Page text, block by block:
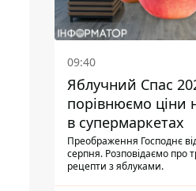
09:40
Яблучний Спас
порівнюємо ціни
в супермаркетах
Преображення Господнє
серпня. Розповідаємо про
рецепти з яблуками.